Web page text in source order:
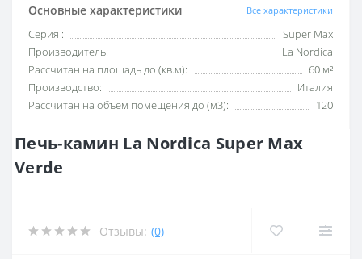
Основные характеристики Все характеристики
Серия :
Super Max
Производитель:
La Nordica
Рассчитан на площадь до (кв.м):
60 м²
Производство:
Италия
Рассчитан на объем помещения до (м3):
120
Печь-камин La Nordica Super Max
Verde
Отзывы: (0)